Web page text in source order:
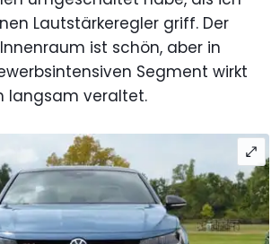
Lautstärkeregler griff. Der
ist schön, aber in
Segment wirkt
langsam veraltet.